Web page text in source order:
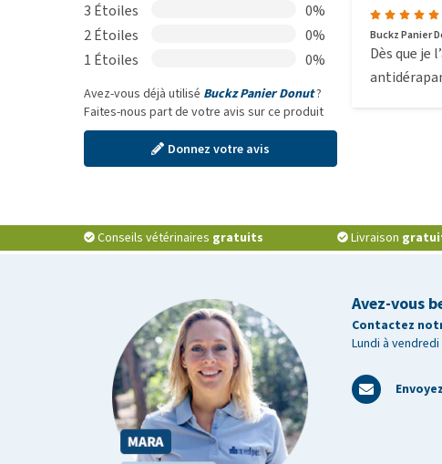
3 Étoiles
0%
2 Étoiles
0%
1 Étoiles
0%
Avez-vous déjà utilisé Buckz Panier Donut?
Faites-nous part de votre avis sur ce produit
Donnez votre avis
Buckz Panier
Dès que je
Conseils vétérinaires gratuits Livraison
Avez-vous
Contactez
Lundi à vendredi